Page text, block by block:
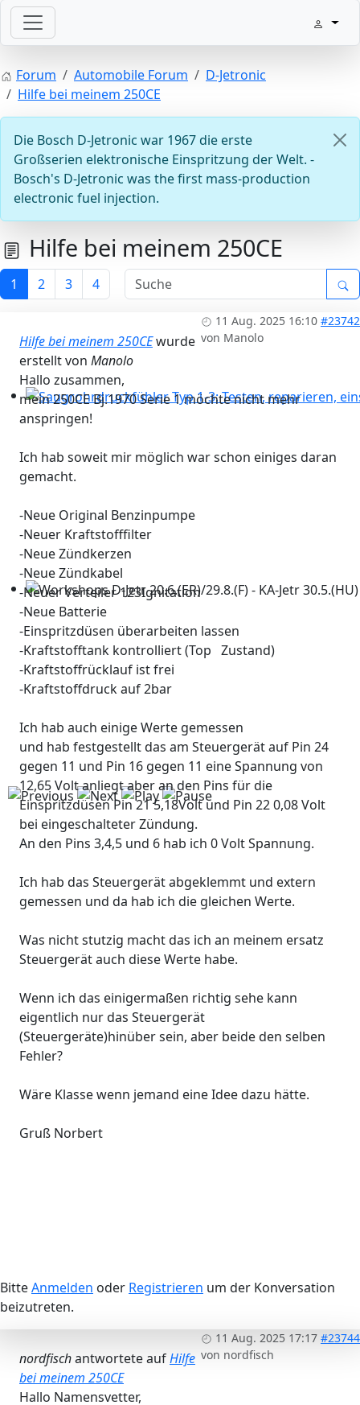
Willkommen mit der Zündung
Steuergeräte D-Jetronic & KE-Jetronic: Prüfen und
Saugrohrdruckfühler Typ 1-3: Testen, reparieren,
Workshops D-Jetr 20.6.(ER)/29.8.(F) - KA-Jetr 30.5.(HU) -
Forum Automobile Forum
D-Jetronic
Hilfe bei meinem 250CE
Die Bosch D-Jetronic war 1967 die erste
Großserien elektronische Einspritzung der Welt. -
Bosch's D-Jetronic was the first mass-production
electronic fuel injection.
Hilfe bei meinem 250CE
1 2 3 4
11 Aug. 2025 16:10 #23742
von Manolo
Hilfe bei meinem 250CEwurde
erstellt von Manolo
Hallo zusammen,
mein 250CE Bj.1970 Serie 1 möchte nicht mehr
anspringen!
Ich hab soweit mir möglich war schon einiges daran
gemacht.
-Neue Original Benzinpumpe
-Neuer Kraftstofffilter
-Neue Zündkerzen
-Neue Zündkabel
-Neuer Verteiler 123Ignitation
-Neue Batterie
-Einspritzdüsen überarbeiten lassen
-Kraftstofftank kontrolliert (Top Zustand)
-Kraftstoffrücklauf ist frei
-Kraftstoffdruck auf 2bar
Ich hab auch einige Werte gemessen
und hab festgestellt das am Steuergerät auf Pin 24
gegen 11 und Pin 16 gegen 11 eine Spannung von
12,65 Volt anliegt aber an den Pins für die
Einspritzdüsen Pin 21 5,18Volt und Pin 22 0,08 Volt
bei eingeschalteter Zündung.
An den Pins 3,4,5 und 6 hab ich 0 Volt Spannung.
Ich hab das Steuergerät abgeklemmt und extern
gemessen und da hab ich die gleichen Werte.
Was nicht stutzig macht das ich an meinem ersatz
Steuergerät auch diese Werte habe.
Wenn ich das einigermaßen richtig sehe kann
eigentlich nur das Steuergerät
(Steuergeräte)hinüber sein, aber beide den selben
Fehler?
Wäre Klasse wenn jemand eine Idee dazu hätte.
Gruß Norbert
BitteAnmelden oder Registrieren um der Konversation
beizutreten.
11 Aug. 2025 17:17 #23744
von nordfisch
nordfischantwortete aufHilfe
bei meinem 250CE
Hallo Namensvetter,